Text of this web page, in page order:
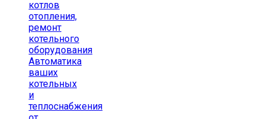
котлов
отопления,
ремонт
котельного
оборудования
Автоматика
ваших
котельных
и
теплоснабжения